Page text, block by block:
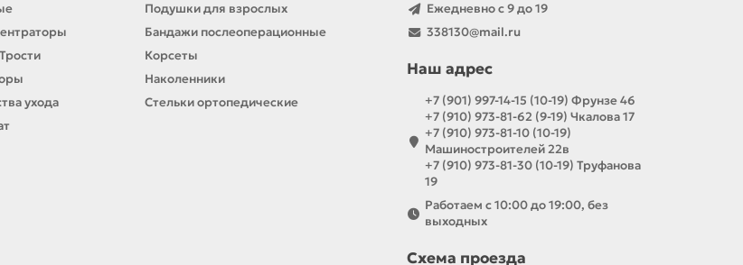
ухода
Подушки для взрослых
Бандажи послеоперационные
Корсеты
Наколенники
Стельки ортопедические
Ежедневно с 9 до 19
338130@mail.ru
Наш адрес
+7 (901) 997-14-15 (10-19) Фрунзе 46
+7 (910) 973-81-62 (9-19) Чкалова 17
+7 (910) 973-81-10 (10-19)
Машиностроителей 22в
+7 (910) 973-81-30 (10-19) Труфанова
19
Работаем с 10:00 до 19:00, без
выходных
Схема проезда